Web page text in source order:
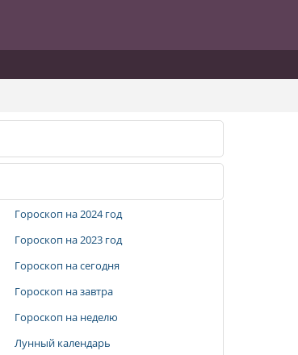
Гороскоп на 2024 год
Гороскоп на 2023 год
Гороскоп на сегодня
Гороскоп на завтра
Гороскоп на неделю
Лунный календарь